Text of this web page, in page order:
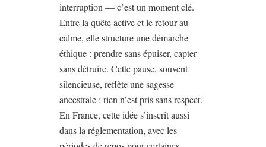
interruption — c’est un moment clé.
Entre la quête active et le retour au
calme, elle structure une démarche
éthique : prendre sans épuiser, capter
sans détruire. Cette pause, souvent
silencieuse, reflète une sagesse
ancestrale : rien n’est pris sans respect.
En France, cette idée s’inscrit aussi
dans la réglementation, avec les